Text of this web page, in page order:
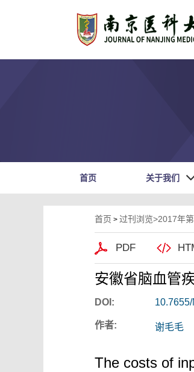
首页 关于我们
首页 > 过刊浏览>2017年
PDF
安徽省脑血管
DOI:
作者: 谢毛毛
The costs of